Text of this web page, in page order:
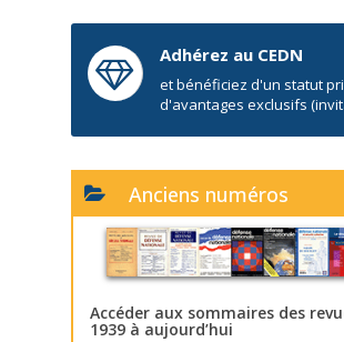
Adhérez au CEDN
et bénéficiez d'un statut
d'avantages exclusifs
Anciens numéros
Accéder aux sommaires des
1939 à aujourd’hui